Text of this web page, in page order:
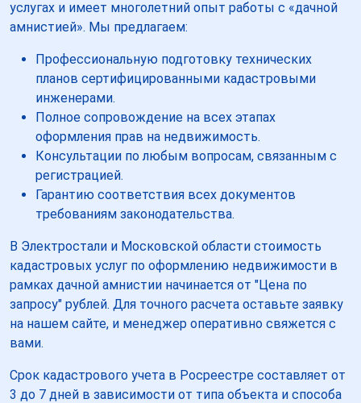
услугах и имеет многолетний опыт работы с «дачной
амнистией». Мы предлагаем:
Профессиональную подготовку технических
планов сертифицированными кадастровыми
инженерами.
Полное сопровождение на всех этапах
оформления прав на недвижимость.
Консультации по любым вопросам, связанным с
регистрацией.
Гарантию соответствия всех документов
требованиям законодательства.
В Электростали и Московской области стоимость
кадастровых услуг по оформлению недвижимости в
рамках дачной амнистии начинается от "Цена по
запросу" рублей. Для точного расчета оставьте заявку
на нашем сайте, и менеджер оперативно свяжется с
вами.
Срок кадастрового учета в Росреестре составляет от
3 до 7 дней в зависимости от типа объекта и способа